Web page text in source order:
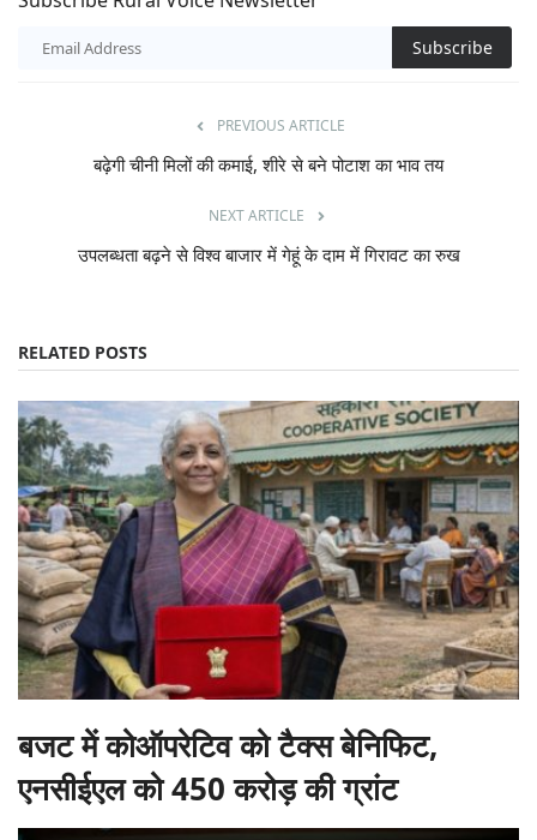
Subscribe
PREVIOUS ARTICLE
बढ़ेगी चीनी मिलों की कमाई, शीरे से बने पोटाश का भाव तय
NEXT ARTICLE
उपलब्धता बढ़ने से विश्व बाजार में गेहूं के दाम में गिरावट का रुख
RELATED POSTS
बजट में कोऑपरेटिव को टैक्स बेनिफिट,
एनसीईएल को 450 करोड़ की ग्रांट